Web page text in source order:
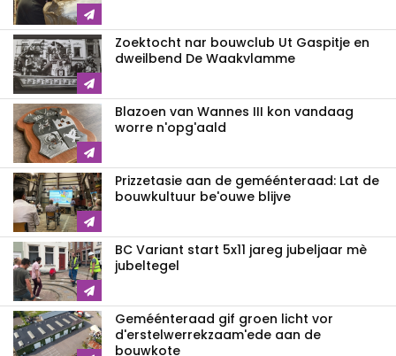
Zoektocht nar bouwclub Ut Gaspitje en
dweilbend De Waakvlamme
Blazoen van Wannes III kon vandaag
worre n'opg'aald
Prizzetasie aan de geméénteraad: Lat de
bouwkultuur be'ouwe blijve
BC Variant start 5x11 jareg jubeljaar mè
jubeltegel
Geméénteraad gif groen licht vor
d'erstelwerrekzaam'ede aan de
bouwkote